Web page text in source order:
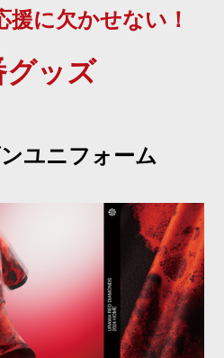
援に欠かせない！
グッズ
ユニフォーム